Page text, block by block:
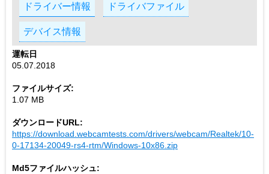
ドライバー情報 ドライバファイル
デバイス情報
運転日
05.07.2018
ファイルサイズ:
1.07 MB
ダウンロードURL:
https://download.webcamtests.com/drivers/webcam/Realtek/10-
0-17134-20049-rs4-rtm/Windows-10x86.zip
Md5ファイルハッシュ: